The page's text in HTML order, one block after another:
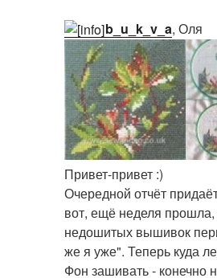
b_u_k_v_a, Оля
Привет-привет :)
Очередной отчёт
вот, ещё неделя
недошитых вышивок
же я уже". Теперь куда
Фон зашивать - конечно